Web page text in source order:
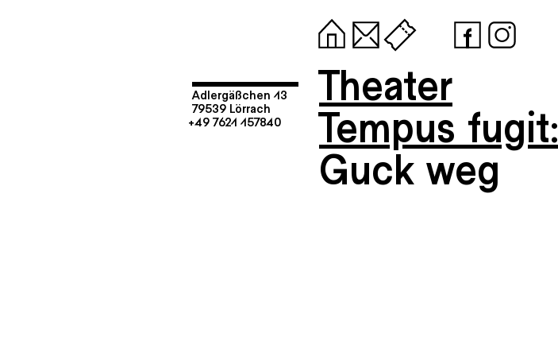
Adlergäßchen 13
79539 Lörrach
+49 7621 157840
Theater
Tempus fugit:
Guck weg